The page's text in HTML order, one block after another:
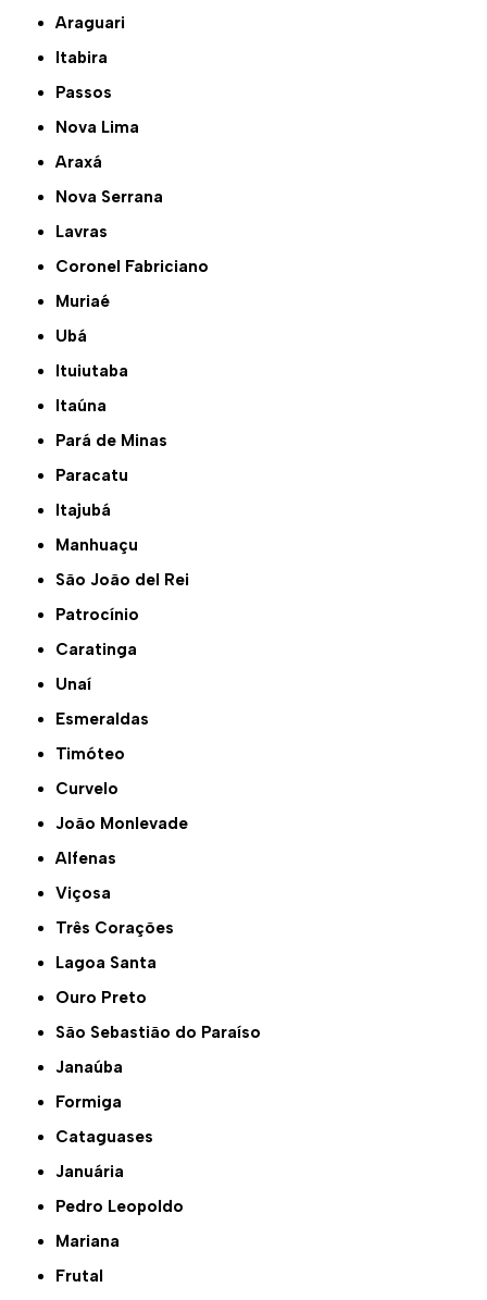
Araguari
Itabira
Passos
Nova Lima
Araxá
Nova Serrana
Lavras
Coronel Fabriciano
Muriaé
Ubá
Ituiutaba
Itaúna
Pará de Minas
Paracatu
Itajubá
Manhuaçu
São João del Rei
Patrocínio
Caratinga
Unaí
Esmeraldas
Timóteo
Curvelo
João Monlevade
Alfenas
Viçosa
Três Corações
Lagoa Santa
Ouro Preto
São Sebastião do Paraíso
Janaúba
Formiga
Cataguases
Januária
Pedro Leopoldo
Mariana
Frutal